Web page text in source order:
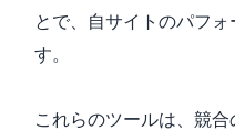
とで、自サイトのパフ
す。
これらのツールは、競